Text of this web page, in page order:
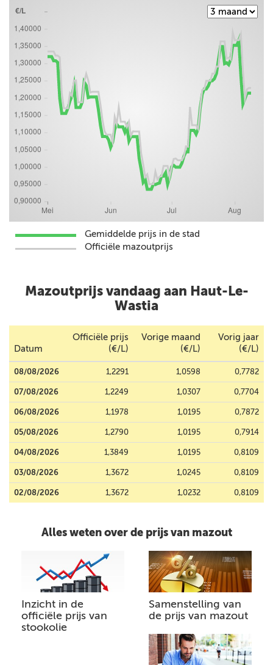
Gemiddelde prijs in de stad
Officiële mazoutprijs
Mazoutprijs vandaag aan Haut-Le-
Wastia
Datum
Officiële prijs
(€/L)
Vorige maand
(€/L)
Vorig jaar
(€/L)
08/08/2026 1,2291 1,0598 0,7782
07/08/2026 1,2249 1,0307 0,7704
06/08/2026 1,1978 1,0195 0,7872
05/08/2026 1,2790 1,0195 0,7914
04/08/2026 1,3849 1,0195 0,8109
03/08/2026 1,3672 1,0245 0,8109
02/08/2026 1,3672 1,0232 0,8109
Alles weten over de prijs van mazout
Inzicht in de
officiële prijs van
stookolie
Samenstelling van
de prijs van mazout